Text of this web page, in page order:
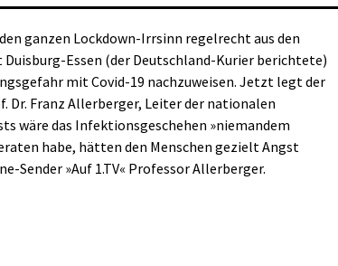
ganzen Lockdown-Irrsinn regelrecht aus den
Essen (der Deutschland-Kurier berichtete)
mit Covid-19 nachzuweisen. Jetzt legt der
Franz Allerberger, Leiter der nationalen
wäre das Infektionsgeschehen »niemandem
habe, hätten den Menschen gezielt Angst
»Auf 1.TV« Professor Allerberger.